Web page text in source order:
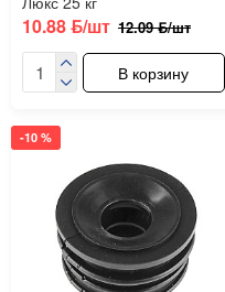
10.88 ƃ/шт 12.09 ƃ/шт
В корзину
-10 %